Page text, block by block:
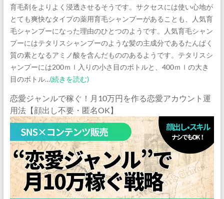
育毛剤をよりよく浸透させるそうです。サクセスには使い心地が
とても爽快なタイプの薬用育毛シャンプーがあることも、人気育
毛シャンプーになった理由のひとつのようです。人気育毛シャン
プーにはテタリスシャンプーのような髪の主成分であるたんぱく
質の素となるアミノ酸を含んだもののあるようです。テタリスシ
ャンプーには200ｍｌ入りの小さ目のボトルと、400ｍｌの大き
目のボトル…(続きを読む)
恋愛ジャンルで稼ぐ！月10万円を作る恋愛アカウント運
用法【顔出し不要・匿名OK】